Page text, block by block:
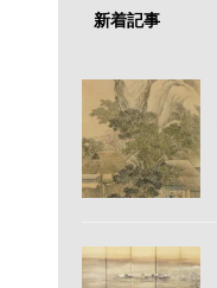
新着記事